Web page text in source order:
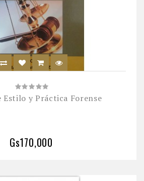
Estilo y Práctica Forense
Gs170,000